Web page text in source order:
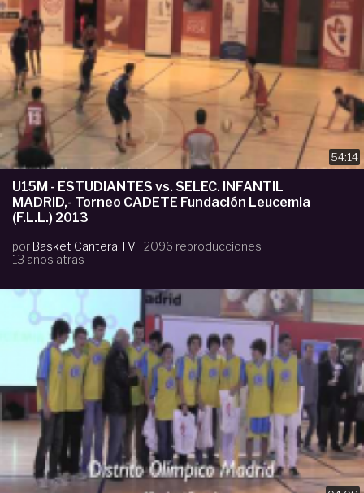
54:14
U15M - ESTUDIANTES vs. SELEC. INFANTIL
MADRID,- Torneo CADETE Fundación Leucemia
(F.L.L.) 2013
por Basket Cantera TV
2096 reproducciones
13 años atras